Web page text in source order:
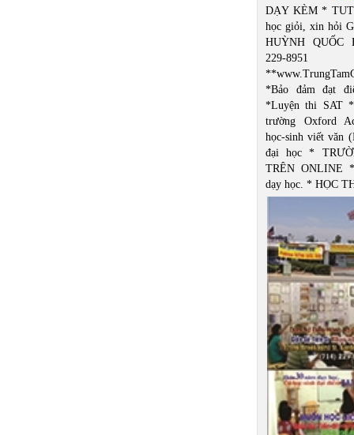
DẠY KÈM *
học giỏi, xin hỏi
HUỲNH QUỐC
229-8951
*Bảo đảm đạt
*Luyện thi SAT
trường Oxford
học-sinh viết văn
đại học *
TRÊN ONLINE
dạy học. * HỌC